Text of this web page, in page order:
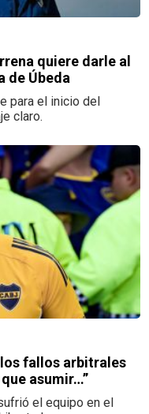
quiere darle al
de Úbeda
para el inicio del
claro.
fallos arbitrales
asumir…”
el equipo en el